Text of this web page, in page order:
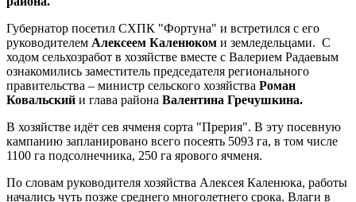
Губернатор посетил СХПК "Фортуна" и встретился с его
руководителем Алексеем Каленюком и земледельцами. С
ходом сельхозработ в хозяйстве вместе с Валерием Радаевым
ознакомились заместитель председателя регионального
правительства – министр сельского хозяйства Роман
Ковальский и глава района Валентина Гречушкина.
В хозяйстве идёт сев ячменя сорта "Прерия". В эту посевную
кампанию запланировано всего посеять 5093 га, в том числе
1100 га подсолнечника, 250 га ярового ячменя.
По словам руководителя хозяйства Алексея Каленюка, работы
начались чуть позже среднего многолетнего срока. Влаги в